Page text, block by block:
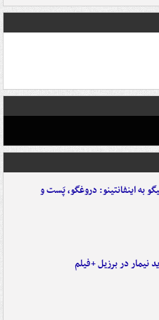
به اینفانتینو: دروغگو، پَست‌ و
نیمار در برزیل +فیلم